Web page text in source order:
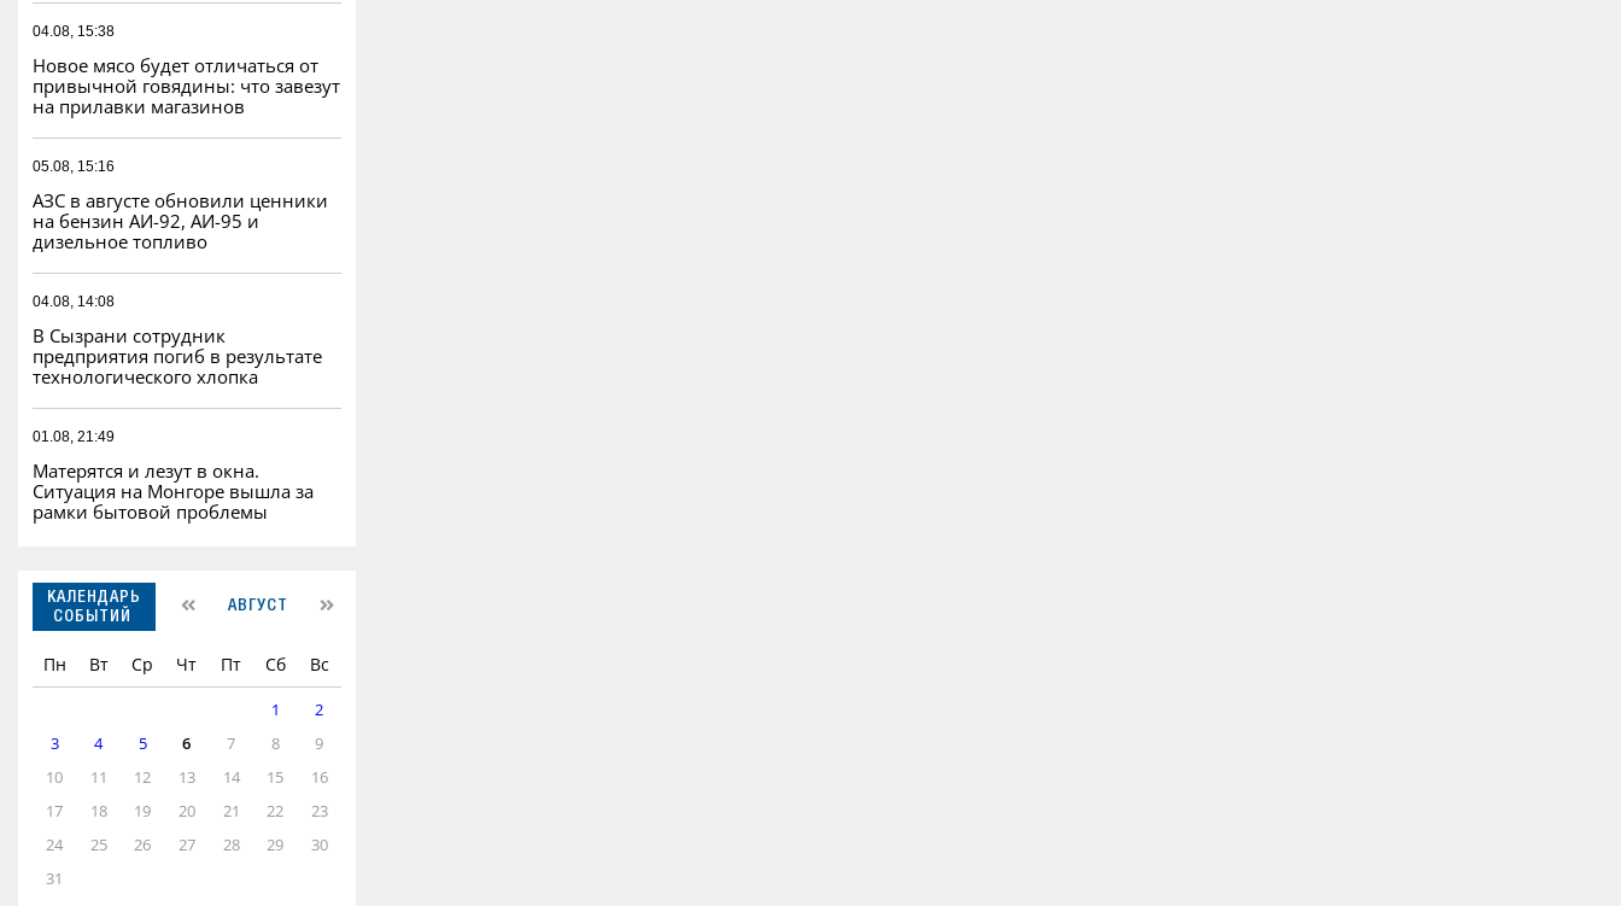
04.08, 15:38
Новое мясо будет отличаться от
привычной говядины: что завезут
на прилавки магазинов
05.08, 15:16
АЗС в августе обновили ценники
на бензин АИ-92, АИ-95 и
дизельное топливо
04.08, 14:08
В Сызрани сотрудник
предприятия погиб в результате
технологического хлопка
01.08, 21:49
Матерятся и лезут в окна.
Ситуация на Монгоре вышла за
рамки бытовой проблемы
КАЛЕНДАРЬ
СОБЫТИЙ
АВГУСТ
Пн Вт Ср Чт Пт Сб Вс
1
2
3
4 5 6 7 8
9
10
11 12 13 14 15
16
17
18 19 20 21 22
23
24
25 26 27 28 29
30
31